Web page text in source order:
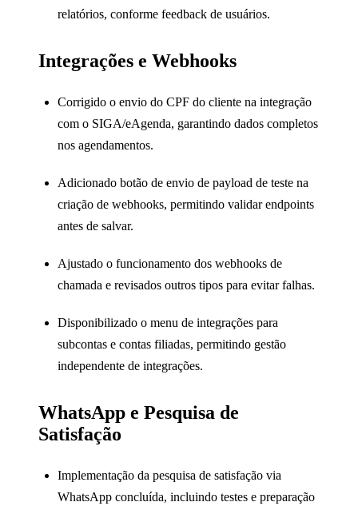
relatórios, conforme feedback de usuários.
Integrações e Webhooks
Corrigido o envio do CPF do cliente na integração
com o SIGA/eAgenda, garantindo dados completos
nos agendamentos.
Adicionado botão de envio de payload de teste na
criação de webhooks, permitindo validar endpoints
antes de salvar.
Ajustado o funcionamento dos webhooks de
chamada e revisados outros tipos para evitar falhas.
Disponibilizado o menu de integrações para
subcontas e contas filiadas, permitindo gestão
independente de integrações.
WhatsApp e Pesquisa de
Satisfação
Implementação da pesquisa de satisfação via
WhatsApp concluída, incluindo testes e preparação